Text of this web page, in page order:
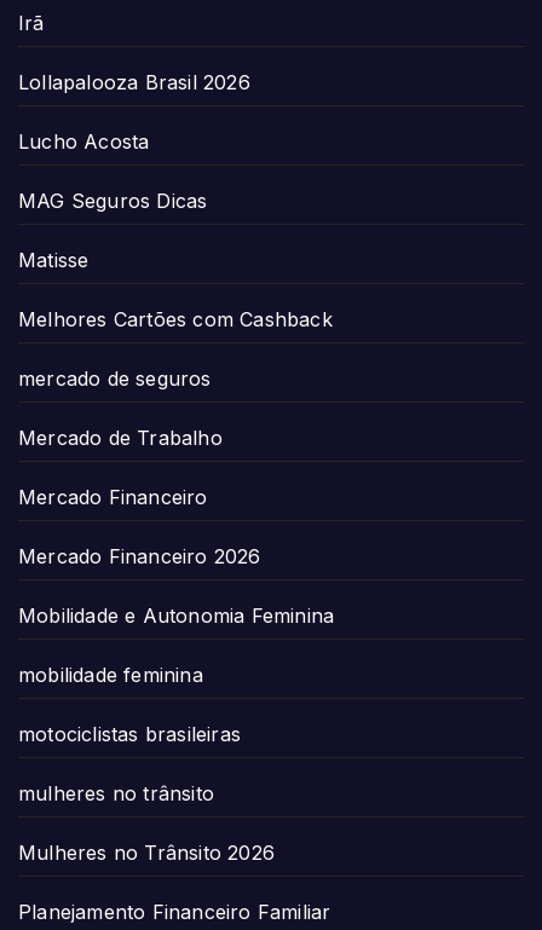
Irã
Lollapalooza Brasil 2026
Lucho Acosta
MAG Seguros Dicas
Matisse
Melhores Cartões com Cashback
mercado de seguros
Mercado de Trabalho
Mercado Financeiro
Mercado Financeiro 2026
Mobilidade e Autonomia Feminina
mobilidade feminina
motociclistas brasileiras
mulheres no trânsito
Mulheres no Trânsito 2026
Planejamento Financeiro Familiar